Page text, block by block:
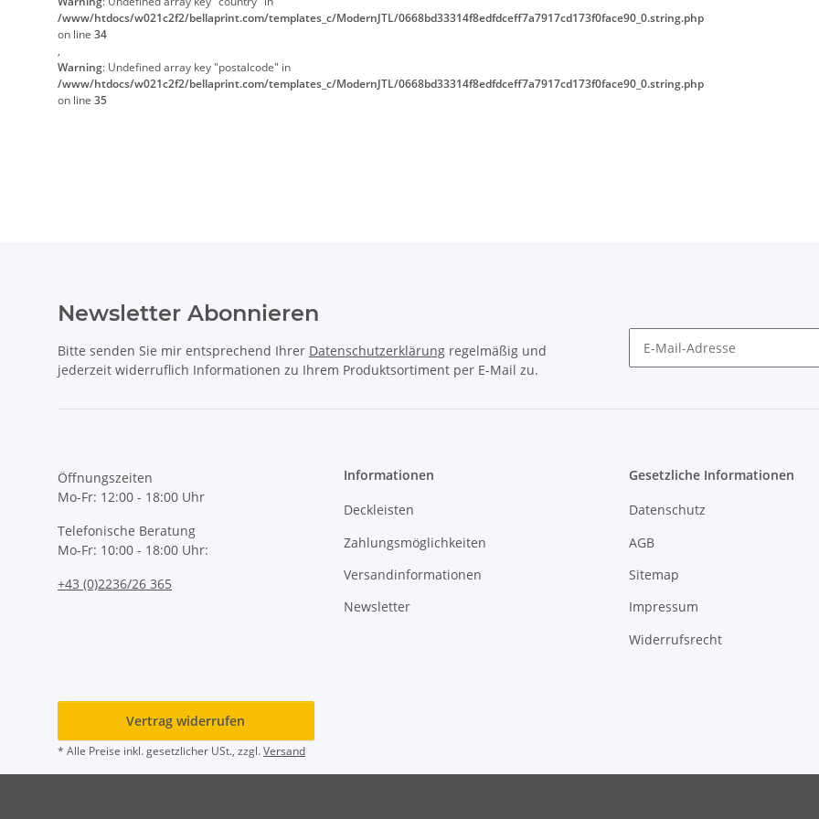
/www/htdocs/w021c2f2/bellaprint.com/templates_c/ModernJTL/0668bd33314f8edfdceff7a7917cd173f0face90_0.string.php
on line 34
,
Warning: Undefined array key "postalcode" in
/www/htdocs/w021c2f2/bellaprint.com/templates_c/ModernJTL/0668bd33314f8edfdceff7a7917cd173f0face90_0.string.php
on line 35
Newsletter Abonnieren
Bitte senden Sie mir entsprechend Ihrer Datenschutzerklärung regelmäßig und
jederzeit widerruflich Informationen zu Ihrem Produktsortiment per E-Mail zu.
Öffnungszeiten
Mo-Fr: 12:00 - 18:00 Uhr
Telefonische Beratung
Mo-Fr: 10:00 - 18:00 Uhr:
+43 (0)2236/26 365
Informationen
Deckleisten
Zahlungsmöglichkeiten
Versandinformationen
Newsletter
Gesetzliche Informationen
Datenschutz
AGB
Sitemap
Impressum
Widerrufsrecht
Vertrag widerrufen
* Alle Preise inkl. gesetzlicher USt., zzgl.Versand